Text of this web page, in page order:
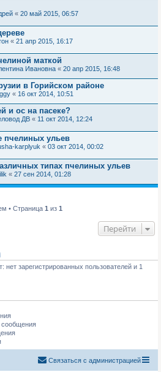
« 20 май 2015, 06:57
« 21 апр 2015, 16:17
маткой
Ивановна « 20 апр 2015, 16:48
в Горийском районе
« 16 окт 2014, 10:51
и ос на пасеке?
ДВ « 11 окт 2014, 12:24
пчелиных ульев
karplyuk « 03 окт 2014, 00:02
типах пчелиных ульев
« 27 сен 2014, 01:28
• Страница 1 из 1
Перейти
зарегистрированных пользователей и 1
сообщения
Связаться с администрацией